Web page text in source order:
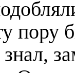
пору
знал,